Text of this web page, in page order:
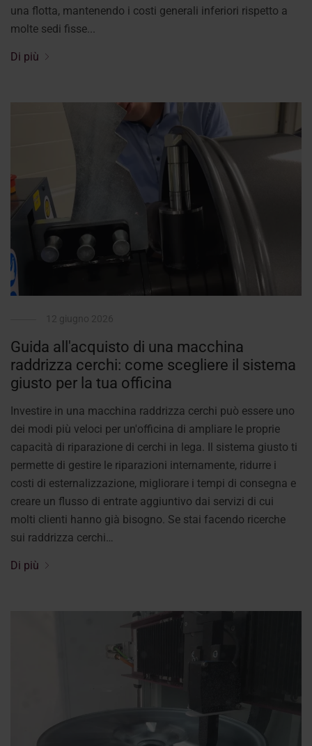
una flotta, mantenendo i costi generali inferiori rispetto a
molte sedi fisse...
Di più
Guida all'acquisto di una macchina
raddrizza cerchi: come scegliere il sistema
giusto per la tua officina
Investire in una macchina raddrizza cerchi può essere uno
dei modi più veloci per un'officina di ampliare le proprie
capacità di riparazione di cerchi in lega. Il sistema giusto ti
permette di gestire le riparazioni internamente, ridurre i
costi di esternalizzazione, migliorare i tempi di consegna e
creare un flusso di entrate aggiuntivo dai servizi di cui
molti clienti hanno già bisogno. Se stai facendo ricerche
sui raddrizza cerchi…
Di più